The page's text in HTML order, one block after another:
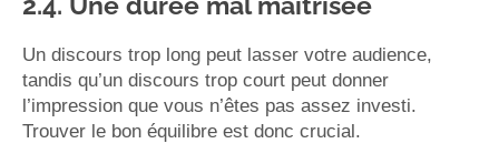
Un discours trop long peut lasser votre audience,
tandis qu’un discours trop court peut donner
l’impression que vous n’êtes pas assez investi.
Trouver le bon équilibre est donc crucial.